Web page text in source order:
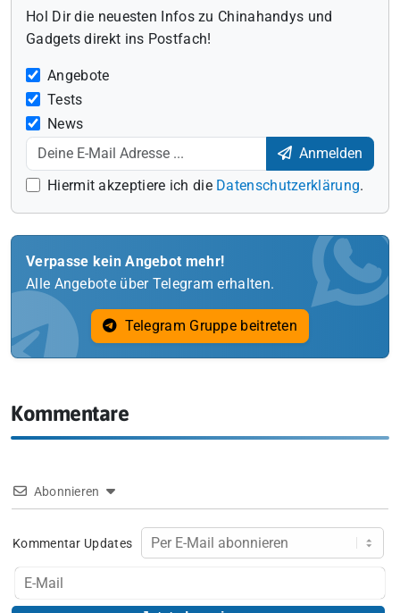
Hol Dir die neuesten Infos zu Chinahandys und
Gadgets direkt ins Postfach!
Angebote
Tests
News
Anmelden
Hiermit akzeptiere ich die Datenschutzerklärung.
Verpasse kein Angebot mehr!
Alle Angebote über Telegram erhalten.
Telegram Gruppe beitreten
Kommentare
Abonnieren
Kommentar Updates